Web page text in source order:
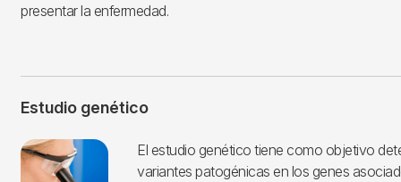
presentar la enfermedad.
Estudio genético
Imagen
El estudio genético tiene como objetivo
variantes patogénicas en los genes